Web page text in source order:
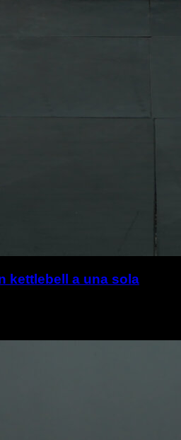
kettlebell a una sola